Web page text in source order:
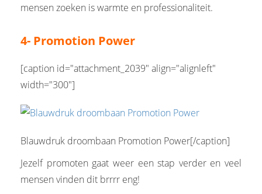
mensen zoeken is warmte en professionaliteit.
4- Promotion Power
[caption id="attachment_2039" align="alignleft"
width="300"]
Blauwdruk droombaan Promotion Power[/caption]
Jezelf promoten gaat weer een stap verder en veel
mensen vinden dit brrrr eng!